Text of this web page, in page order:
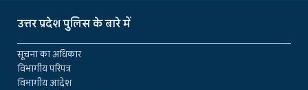
उत्तर प्रदेश पुलिस के बारे में
सूचना का अधिकार
विभागीय परिपत्र
विभागीय आदेश